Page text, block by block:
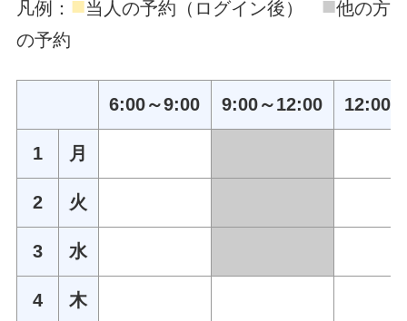
凡例： ■当人の予約（ログイン後） ■他の方
の予約
6:00～9:00 9:00～12:00 12:00
1 月
2 火
3 水
4 木